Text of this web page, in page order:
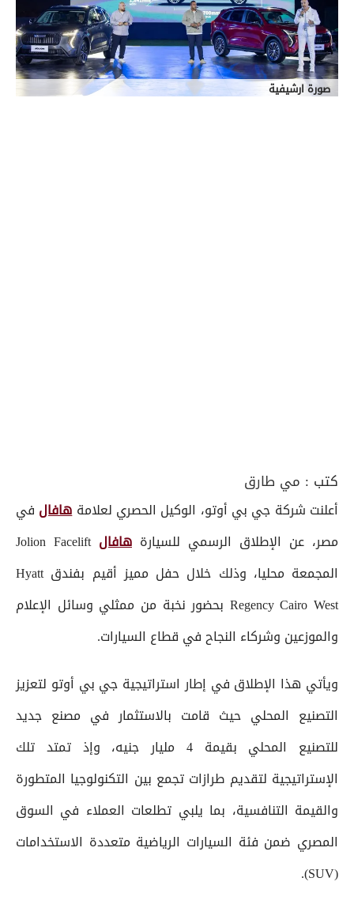
صورة ارشيفية
كتب : مي طارق
أعلنت شركة جي بي أوتو، الوكيل الحصري لعلامةهافال في
مصر، عن الإطلاق الرسمي للسيارة هافال Jolion Facelift
المجمعة محليا، وذلك خلال حفل مميز أقيم بفندق Hyatt
Regency Cairo West بحضور نخبة من ممثلي وسائل الإعلام
والموزعين وشركاء النجاح في قطاع السيارات.
ويأتي هذا الإطلاق في إطار استراتيجية جي بي أوتو لتعزيز
التصنيع المحلي حيث قامت بالاستثمار في مصنع جديد
للتصنيع المحلي بقيمة 4 مليار جنيه، وإذ تمتد تلك
الإستراتيجية لتقديم طرازات تجمع بين التكنولوجيا المتطورة
والقيمة التنافسية، بما يلبي تطلعات العملاء في السوق
المصري ضمن فئة السيارات الرياضية متعددة الاستخدامات
(SUV).